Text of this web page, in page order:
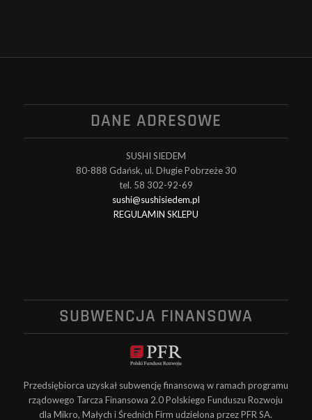
DANE ADRESOWE
SUSHI SIEDEM
80-888 Gdańsk, ul. Długie Pobrzeże 30
tel. 58 302-92-69
sushi@sushisiedem.pl
REGULAMIN SKLEPU
SUBWENCJA FINANSOWA
Przedsiębiorca uzyskał subwencję finansową w ramach programu
rządowego Tarcza Finansowa 2.0 Polskiego Funduszu Rozwoju
dla Mikro, Małych i Średnich Firm udzielona przez PFR SA.